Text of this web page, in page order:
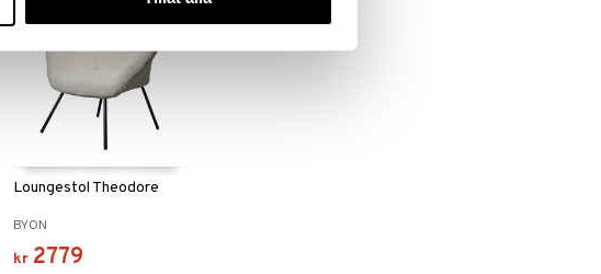
Loungestol Theodore
BYON
kr 2779